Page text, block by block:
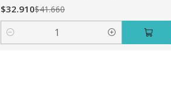
$32.910$41.660
Cantidad